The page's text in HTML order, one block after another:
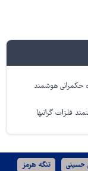
حکمرانی هوشمند
فلزات گرانبها
حسینی تنگه هرمز